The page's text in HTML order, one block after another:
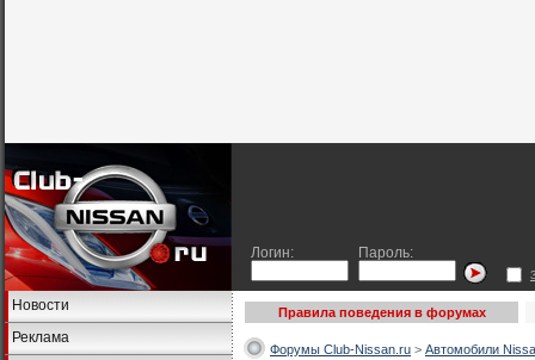
Логин: Пароль:
Новости
Реклама
Правила поведения в форумах
Форумы Club-Nissan.ru > Автомобили